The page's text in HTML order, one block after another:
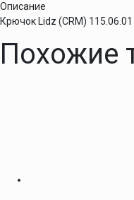
Описание
Крючок Lidz (CRM) 115.06.01
Похожие